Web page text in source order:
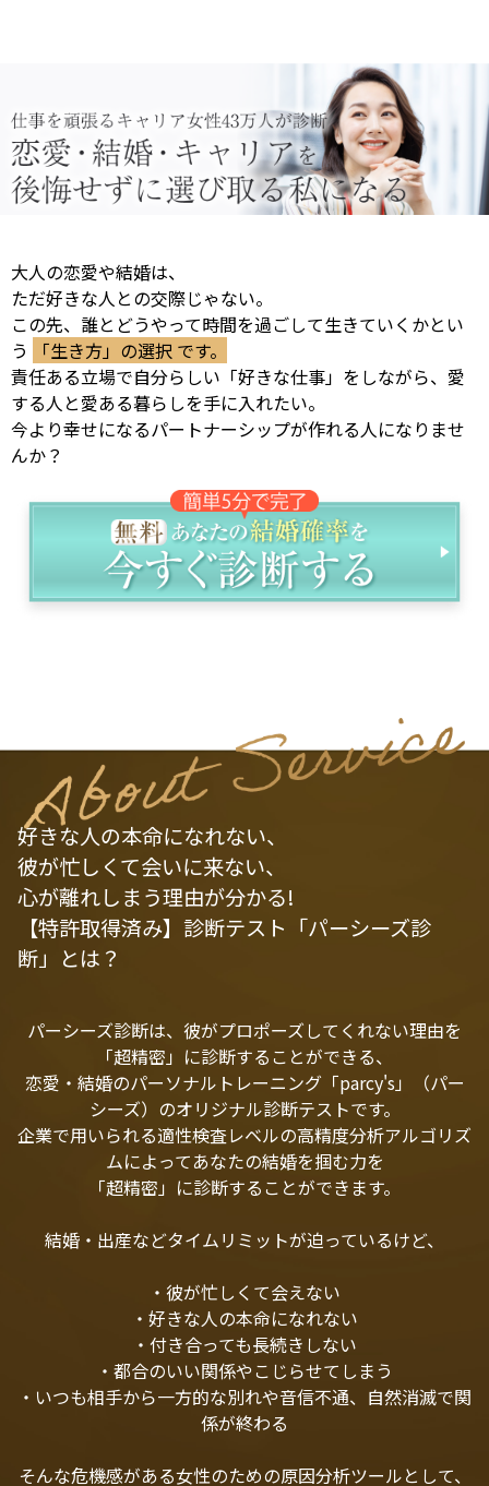
大人の恋愛や結婚は、
ただ好きな人との交際じゃない。
この先、誰とどうやって時間を過ごして生きていくかとい
う
「生き方」の選択 です。
責任ある立場で自分らしい「好きな仕事」をしながら、愛
する人と愛ある暮らしを手に入れたい。
今より幸せになるパートナーシップが作れる人になりませ
んか？
好きな人の本命になれない、
彼が忙しくて会いに来ない、
心が離れしまう理由が分かる!
【特許取得済み】診断テスト「パーシーズ診
断」とは？
パーシーズ診断は、彼がプロポーズしてくれない理由を
「超精密」に診断することができる、
恋愛・結婚のパーソナルトレーニング「parcy's」（パー
シーズ）のオリジナル診断テストです。
企業で用いられる適性検査レベルの高精度分析アルゴリズ
ムによってあなたの結婚を掴む力を
「超精密」に診断することができます。
結婚・出産などタイムリミットが迫っているけど、
・彼が忙しくて会えない
・好きな人の本命になれない
・付き合っても長続きしない
・都合のいい関係やこじらせてしまう
・いつも相手から一方的な別れや音信不通、自然消滅で関
係が終わる
そんな危機感がある女性のための原因分析ツールとして、